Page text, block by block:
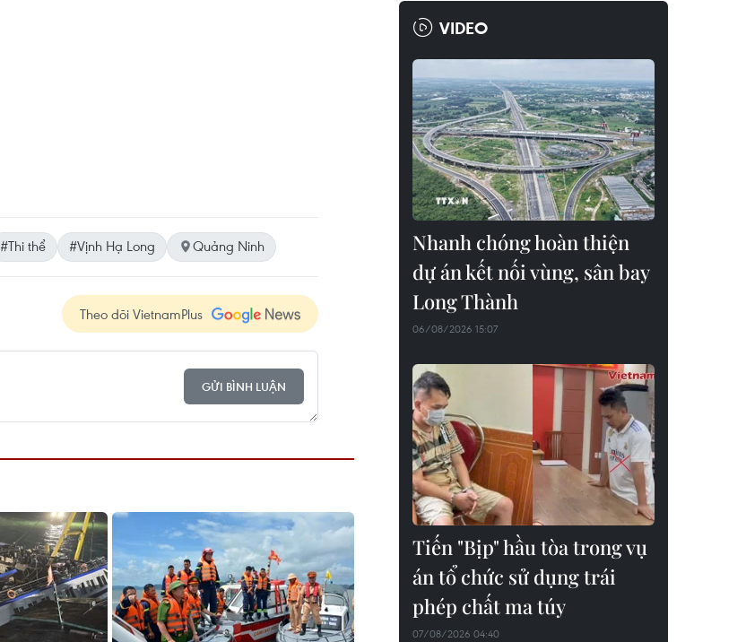
#Thi thể #Vịnh Hạ Long Quảng Ninh
Theo dõi VietnamPlus
GỬI BÌNH LUẬN
VIDEO
Nhanh chóng hoàn thiện
dự án kết nối vùng, sân bay
Long Thành
06/08/2026 15:07
Tiến "Bịp" hầu tòa trong vụ
án tổ chức sử dụng trái
phép chất ma túy
07/08/2026 04:40